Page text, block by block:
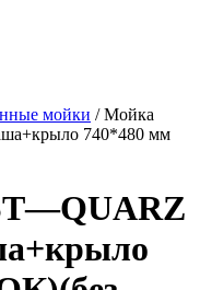
мойки /Мойка
740*480 мм